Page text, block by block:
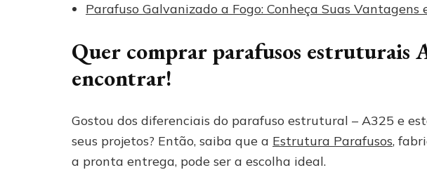
Parafuso Galvanizado a Fogo: Conheça Suas Vantagens
Quer comprar parafusos estruturais
encontrar!
Gostou dos diferenciais do parafuso estrutural – A325 e
seus projetos? Então, saiba que a Estrutura Parafusos,
a pronta entrega, pode ser a escolha ideal.